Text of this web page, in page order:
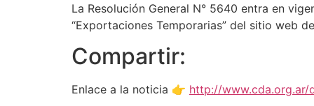
La Resolución General N° 5640 entra en
“Exportaciones Temporarias” del sitio web
Compartir:
Enlace a la noticia 👉 http://www.cda.org.ar/